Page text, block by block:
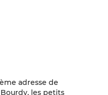
adresse de
les petits